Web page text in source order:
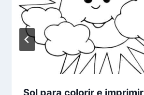
Sol para colorir e imprimir